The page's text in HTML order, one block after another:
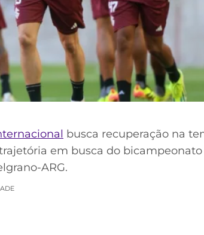
busca recuperação na
em busca do bicampeonato
ARG.